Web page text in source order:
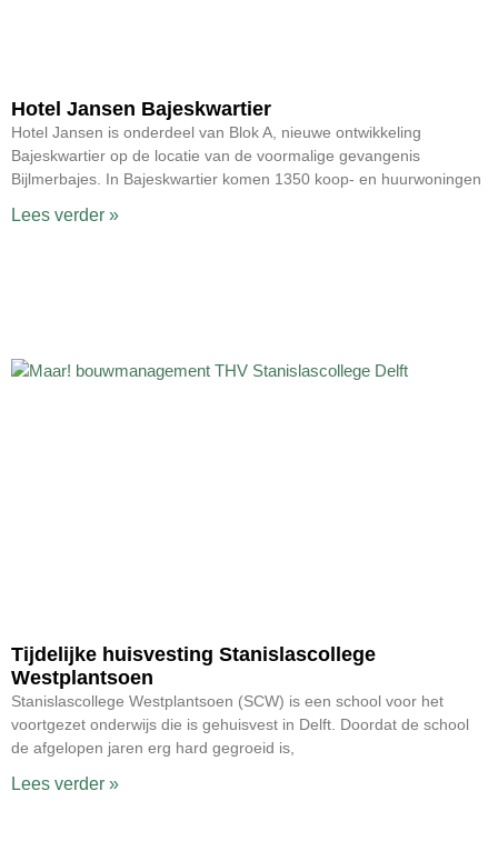
Hotel Jansen Bajeskwartier
Hotel Jansen is onderdeel van Blok A, nieuwe ontwikkeling
Bajeskwartier op de locatie van de voormalige gevangenis
Bijlmerbajes. In Bajeskwartier komen 1350 koop- en huurwoningen
Lees verder »
Tijdelijke huisvesting Stanislascollege
Westplantsoen
Stanislascollege Westplantsoen (SCW) is een school voor het
voortgezet onderwijs die is gehuisvest in Delft. Doordat de school
de afgelopen jaren erg hard gegroeid is,
Lees verder »